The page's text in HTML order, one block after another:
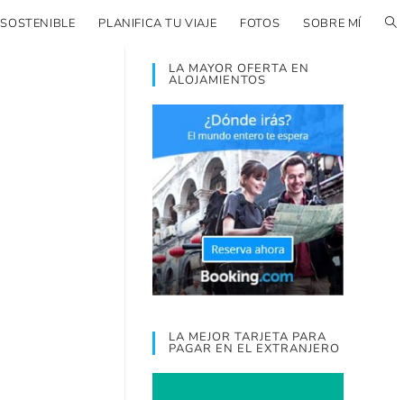
PLANIFICA TU VIAJE FOTOS SOBRE MÍ
LA MAYOR OFERTA EN
ALOJAMIENTOS
LA MEJOR TARJETA PARA
PAGAR EN EL EXTRANJERO